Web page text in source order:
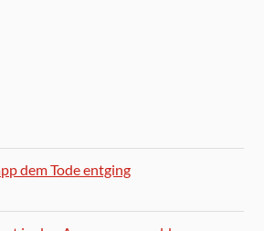
dem Tode entging